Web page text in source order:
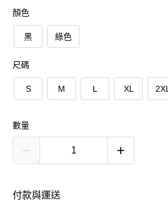
顏色
黑 綠色
尺碼
S M L XL 2XL
數量
付款與運送